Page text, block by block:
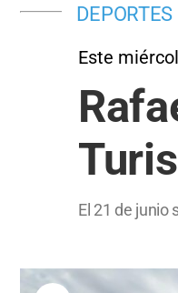
DEPORTES
Este
El 21 de junio